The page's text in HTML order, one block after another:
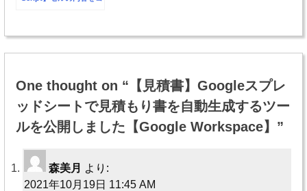
プレッドシート】
ナ
ビ
ー
One thought on “ 【見積書】Googleスプレ
ッドシートで見積もり書を自動生成するツー
ルを公開しました【Google Workspace】 ”
森美月 より:
2021年10月19日 11:45 AM